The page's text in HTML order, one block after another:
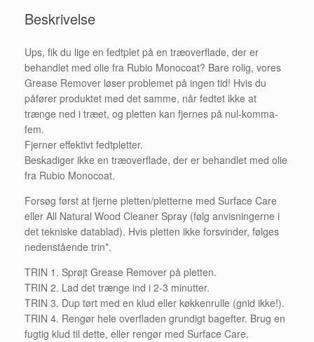
Beskrivelse
Ups, fik du lige en fedtplet på en træoverflade, der er
behandlet med olie fra Rubio Monocoat? Bare rolig, vores
Grease Remover løser problemet på ingen tid! Hvis du
påfører produktet med det samme, når fedtet ikke at
trænge ned i træet, og pletten kan fjernes på nul-komma-
fem.
Fjerner effektivt fedtpletter.
Beskadiger ikke en træoverflade, der er behandlet med olie
fra Rubio Monocoat.
Forsøg først at fjerne pletten/pletterne med Surface Care
eller All Natural Wood Cleaner Spray (følg anvisningerne i
det tekniske datablad). Hvis pletten ikke forsvinder, følges
nedenstående trin*.
TRIN 1. Sprøjt Grease Remover på pletten.
TRIN 2. Lad det trænge ind i 2-3 minutter.
TRIN 3. Dup tørt med en klud eller køkkenrulle (gnid ikke!).
TRIN 4. Rengør hele overfladen grundigt bagefter. Brug en
fugtig klud til dette, eller rengør med Surface Care.